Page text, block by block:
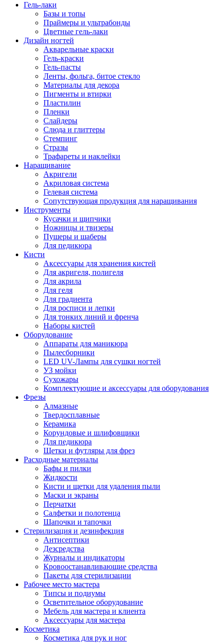
Гель-лаки
Базы и топы
Праймеры и ультрабонды
Цветные гель-лаки
Дизайн ногтей
Акварельные краски
Гель-краски
Гель-пасты
Ленты, фольга, битое стекло
Материалы для декора
Пигменты и втирки
Пластилин
Пленки
Слайдеры
Слюда и глиттеры
Стемпинг
Стразы
Трафареты и наклейки
Наращивание
Акригели
Акриловая система
Гелевая система
Сопутствующая продукция для наращивания
Инструменты
Кусачки и щипчики
Ножницы и твизеры
Пушеры и шаберы
Для педикюра
Кисти
Аксессуары для хранения кистей
Для акригеля, полигеля
Для акрила
Для геля
Для градиента
Для росписи и лепки
Для тонких линий и френча
Наборы кистей
Оборудование
Аппараты для маникюра
Пылесборники
LED UV-Лампы для сушки ногтей
УЗ мойки
Сухожары
Комплектующие и аксессуары для оборудования
Фрезы
Алмазные
Твердосплавные
Керамика
Корундовые и шлифовщики
Для педикюра
Щетки и футляры для фрез
Расходные материалы
Бафы и пилки
Жидкости
Кисти и щетки для удаления пыли
Маски и экраны
Перчатки
Салфетки и полотенца
Шапочки и тапочки
Стерилизация и дезинфекция
Антисептики
Дезсредства
Журналы и индикаторы
Кровоостанавливающие средства
Пакеты для стерилизации
Рабочее место мастера
Типсы и подиумы
Осветительное оборудование
Мебель для мастера и клиента
Аксессуары для мастера
Косметика
Косметика для рук и ног